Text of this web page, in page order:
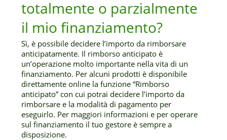
totalmente o parzialmente
il mio finanziamento?
Sì, è possibile decidere l’importo da rimborsare
anticipatamente. Il rimborso anticipato è
un’operazione molto importante nella vita di un
finanziamento. Per alcuni prodotti è disponibile
direttamente online la funzione “Rimborso
anticipato” con cui potrai decidere l’importo da
rimborsare e la modalità di pagamento per
eseguirlo. Per maggiori informazioni e per operare
sul finanziamento il tuo gestore è sempre a
disposizione.